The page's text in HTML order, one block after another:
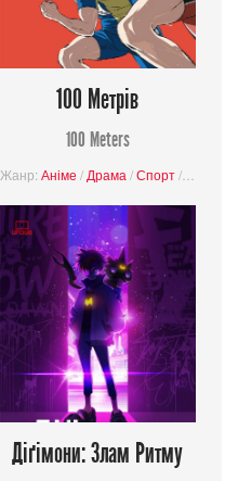
100 Метрів
100 Meters
Жанр: Аніме / Драма /Спорт/
Діґімони: Злам Ритму